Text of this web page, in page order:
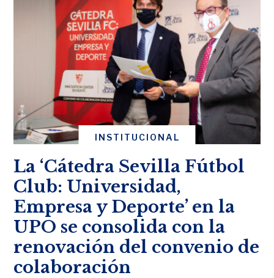
INSTITUCIONAL
La ‘Cátedra Sevilla Fútbol
Club: Universidad,
Empresa y Deporte’ en la
UPO se consolida con la
renovación del convenio de
colaboración